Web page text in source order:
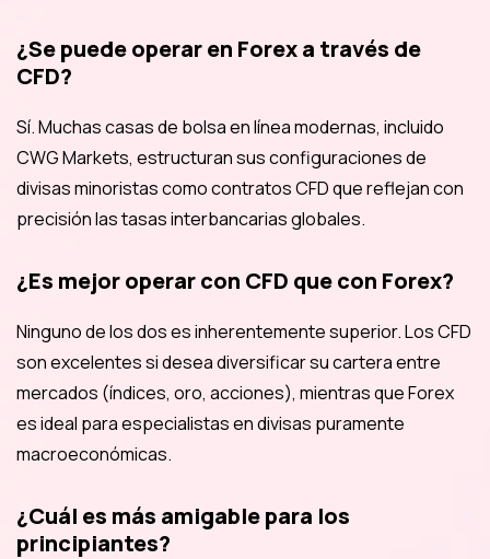
¿Se puede operar en Forex a través de
CFD?
Sí. Muchas casas de bolsa en línea modernas, incluido
CWG Markets, estructuran sus configuraciones de
divisas minoristas como contratos CFD que reflejan con
precisión las tasas interbancarias globales.
¿Es mejor operar con CFD que con Forex?
Ninguno de los dos es inherentemente superior. Los CFD
son excelentes si desea diversificar su cartera entre
mercados (índices, oro, acciones), mientras que Forex
es ideal para especialistas en divisas puramente
macroeconómicas.
¿Cuál es más amigable para los
principiantes?